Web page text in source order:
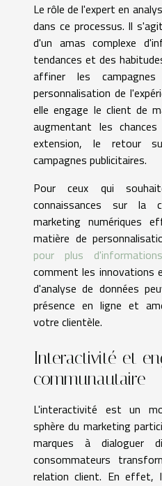
Le rôle de l'expert en
dans ce processus. Il
d'un amas complexe
tendances et des
affiner les
personnalisation de
elle engage le client de
augmentant les
extension, le retour
campagnes publicitaires.
Pour ceux qui
connaissances sur la
marketing numériques
matière de
pour plus d'informations
comment les innovations
d'analyse de données
présence en ligne et
votre clientèle.
Interactivité et
communautaire
L'interactivité est un
sphère du marketing
marques à dialoguer
consommateurs
relation client. En effet,